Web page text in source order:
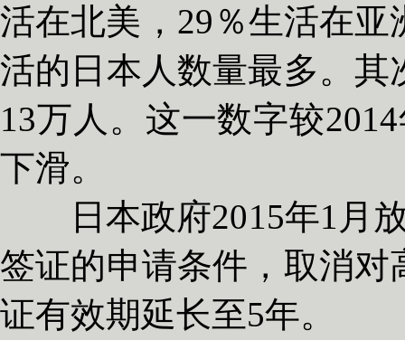
活在北美，29％生活在
活的日本人数量最多。
13万人。这一数字较
下滑。
日本政府2015年1月放
签证的申请条件，取消
证有效期延长至5年。